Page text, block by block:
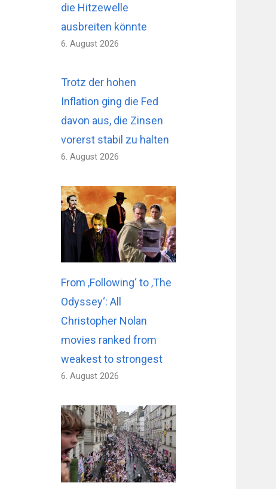
die Hitzewelle
ausbreiten könnte
6. August 2026
Trotz der hohen
Inflation ging die Fed
davon aus, die Zinsen
vorerst stabil zu halten
6. August 2026
From ‚Following‘ to ‚The
Odyssey‘: All
Christopher Nolan
movies ranked from
weakest to strongest
6. August 2026